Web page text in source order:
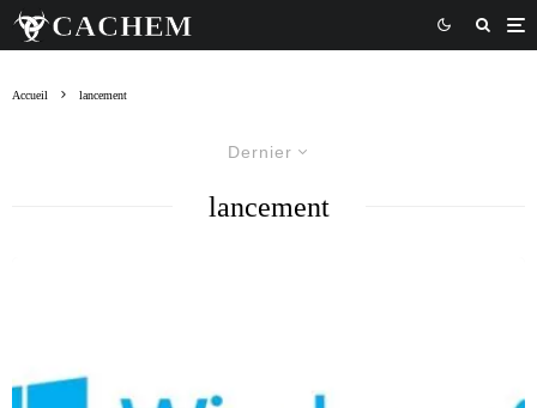
Accueil lancement
Dernier
lancement